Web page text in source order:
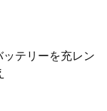
ッテリーを充レン